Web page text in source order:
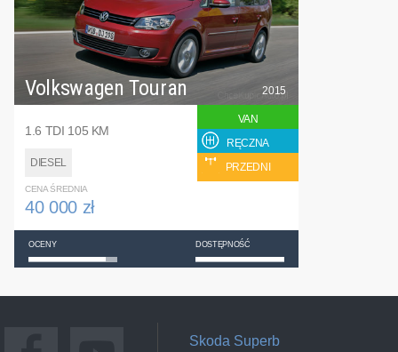
Volkswagen Touran
1.6 TDI 105 KM
DIESEL
2015
VAN
RĘCZNA
PRZEDNI
CENA ŚREDNIA
40 000 zł
OCENY DOSTĘPNOŚĆ
Skoda Superb